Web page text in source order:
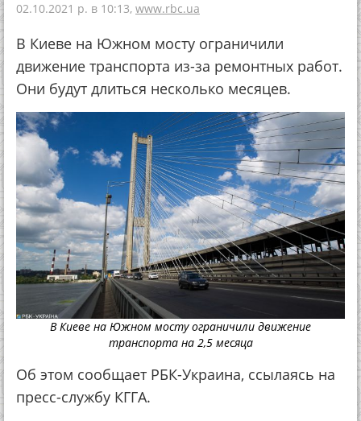
02.10.2021 р. в 10:13, www.rbc.ua
В Киеве на Южном мосту ограничили
движение транспорта из-за ремонтных работ.
Они будут длиться несколько месяцев.
В Киеве на Южном мосту ограничили движение
транспорта на 2,5 месяца
Об этом сообщает РБК-Украина, ссылаясь на
пресс-службу КГГА.